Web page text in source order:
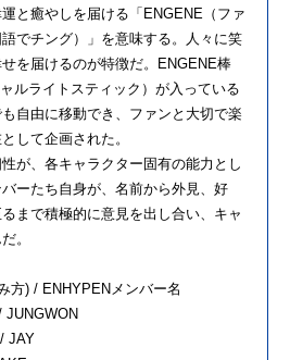
と癒やしを届ける「ENGENE（ファ
でチング）」を意味する。人々に笑
を届けるのが特徴だ。ENGENE棒
ルライトスティック）が入っている
自由に移動でき、ファンと大切で楽
して企画された。
が、各キャラクター固有の能力とし
ーたち自身が、名前から外見、好
まで積極的に意見を出し合い、キャ
。
方) / ENHYPENメンバー名
JUNGWON
JAY